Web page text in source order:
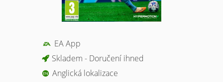
EA App
Skladem - Doručení ihned
Anglická lokalizace